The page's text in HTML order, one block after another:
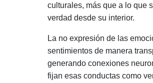
culturales, más que a lo que
verdad desde su interior.
La no expresión de las
sentimientos de manera
generando conexiones
fijan esas conductas como